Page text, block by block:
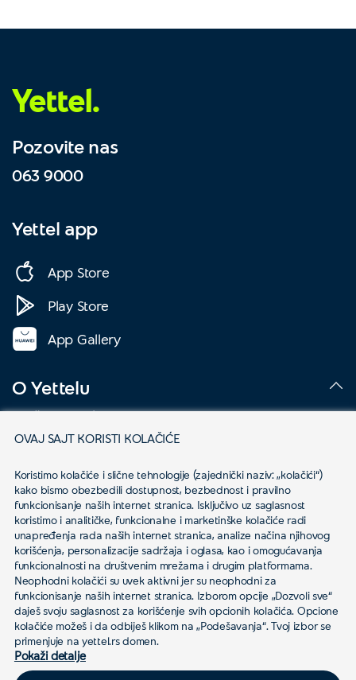
OVAJ SAJT KORISTI KOLAČIĆE
Koristimo kolačiće i slične tehnologije (zajednički naziv: „kolačići“)
kako bismo obezbedili dostupnost, bezbednost i pravilno
funkcionisanje naših internet stranica. Isključivo uz saglasnost
koristimo i analitičke, funkcionalne i marketinške kolačiće radi
unapređenja rada naših internet stranica, analize načina njihovog
korišćenja, personalizacije sadržaja i oglasa, kao i omogućavanja
funkcionalnosti na društvenim mrežama i drugim platformama.
Neophodni kolačići su uvek aktivni jer su neophodni za
funkcionisanje naših internet stranica. Izborom opcije „Dozvoli sve“
daješ svoju saglasnost za korišćenje svih opcionih kolačića. Opcione
kolačiće možeš i da odbiješ klikom na „Podešavanja“. Tvoj izbor se
primenjuje na yettel.rs domen.
Pokaži detalje
Yettel.
Pozovite nas
063 9000
Yettel app
App Store
Play Store
App Gallery
O Yettelu
Društvena odgovornost
Podaci o kompaniji
Mapa pokrivenosti
Kontakt
Novosti
Karijera